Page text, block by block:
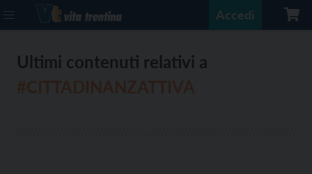
Accedi
Ultimi contenuti relativi a